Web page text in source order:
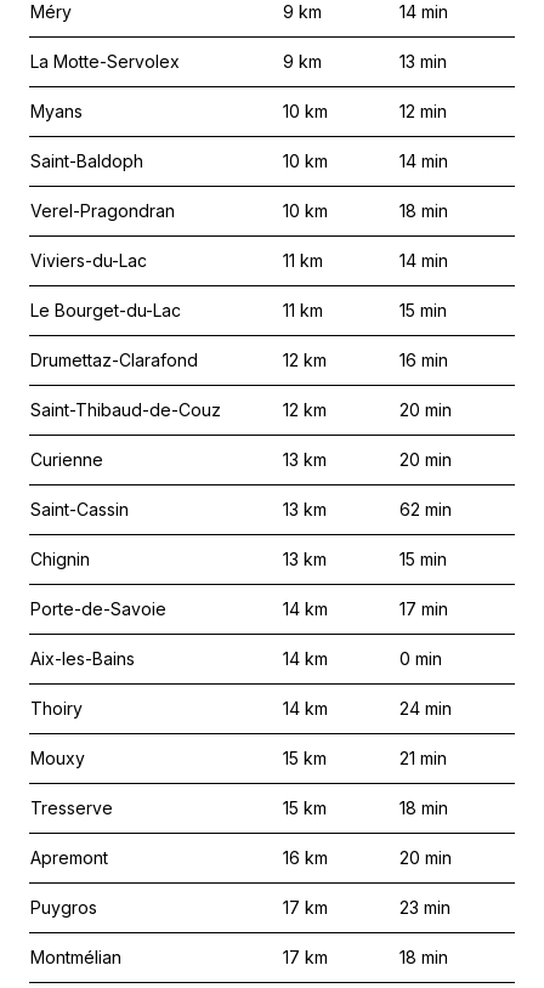
Méry 9 km 14 min
La Motte-Servolex 9 km 13 min
Myans 10 km 12 min
Saint-Baldoph 10 km 14 min
Verel-Pragondran 10 km 18 min
Viviers-du-Lac 11 km 14 min
Le Bourget-du-Lac 11 km 15 min
Drumettaz-Clarafond 12 km 16 min
Saint-Thibaud-de-Couz 12 km 20 min
Curienne 13 km 20 min
Saint-Cassin 13 km 62 min
Chignin 13 km 15 min
Porte-de-Savoie 14 km 17 min
Aix-les-Bains 14 km 0 min
Thoiry 14 km 24 min
Mouxy 15 km 21 min
Tresserve 15 km 18 min
Apremont 16 km 20 min
Puygros 17 km 23 min
Montmélian 17 km 18 min